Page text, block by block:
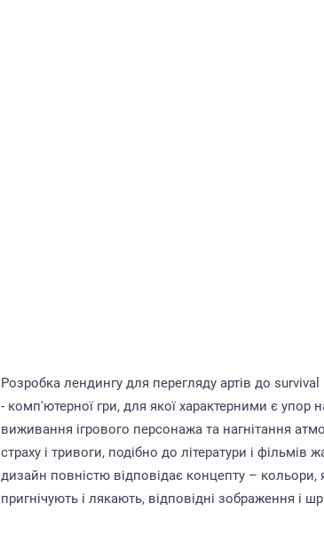
Розробка лендингу для перегляду артів до
- комп'ютерної гри, для якої характерними є упор
виживання ігрового персонажа та нагнітання
страху і тривоги, подібно до літератури і фільмів
дизайн повністю відповідає концепту – кольори,
пригнічують і лякають, відповідні зображення і